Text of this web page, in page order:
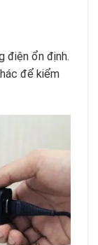
điện ổn định.
để kiểm